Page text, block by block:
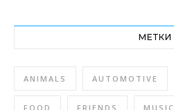
МЕТКИ
ANIMALS AUTOMOTIVE
FOOD FRIENDS MUSIC